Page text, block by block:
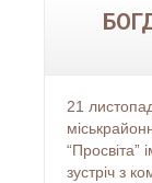
21
“Просвіта”
зустріч з